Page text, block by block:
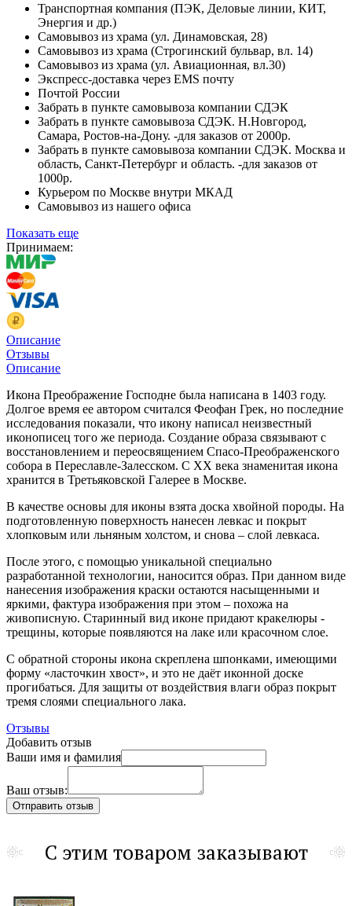
Транспортная компания (ПЭК, Деловые линии, КИТ,
Энергия и др.)
Самовывоз из храма (ул. Динамовская, 28)
Самовывоз из храма (Строгинский бульвар, вл. 14)
Самовывоз из храма (ул. Авиационная, вл.30)
Экспресс-доставка через EMS почту
Почтой России
Забрать в пункте самовывоза компании СДЭК
Забрать в пункте самовывоза СДЭК. Н.Новгород,
Самара, Ростов-на-Дону. -для заказов от 2000р.
Забрать в пункте самовывоза компании СДЭК. Москва и
область, Санкт-Петербург и область. -для заказов от
1000р.
Курьером по Москве внутри МКАД
Самовывоз из нашего офиса
Показать еще
Принимаем:
Описание
Отзывы
Описание
Икона Преображение Господне была написана в 1403 году.
Долгое время ее автором считался Феофан Грек, но последние
исследования показали, что икону написал неизвестный
иконописец того же периода. Создание образа связывают с
восстановлением и переосвящением Спасо-Преображенского
собора в Переславле-Залесском. С XX века знаменитая икона
хранится в Третьяковской Галерее в Москве.
В качестве основы для иконы взята доска хвойной породы. На
подготовленную поверхность нанесен левкас и покрыт
хлопковым или льняным холстом, и снова – слой левкаса.
После этого, с помощью уникальной специально
разработанной технологии, наносится образ. При данном виде
нанесения изображения краски остаются насыщенными и
яркими, фактура изображения при этом – похожа на
живописную. Старинный вид иконе придают кракелюры -
трещины, которые появляются на лаке или красочном слое.
С обратной стороны икона скреплена шпонками, имеющими
форму «ласточкин хвост», и это не даёт иконной доске
прогибаться. Для защиты от воздействия влаги образ покрыт
тремя слоями специального лака.
Отзывы
Добавить отзыв
Ваши имя и фамилия
Ваш отзыв:
С этим товаром заказывают